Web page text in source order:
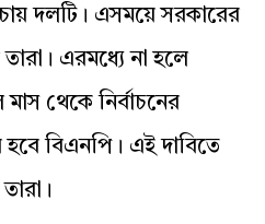
চায় দলটি। এসময়ে সরকারের
তারা। এরমধ্যে না হলে
মাস থেকে নির্বাচনের
বিএনপি। এই দাবিতে